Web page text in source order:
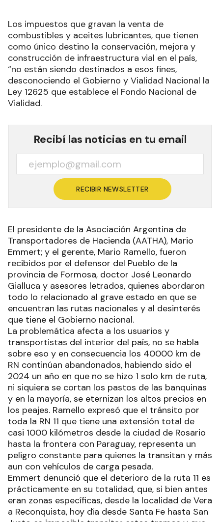
Los impuestos que gravan la venta de
combustibles y aceites lubricantes, que tienen
como único destino la conservación, mejora y
construcción de infraestructura vial en el país,
“no están siendo destinados a esos fines,
desconociendo el Gobierno y Vialidad Nacional la
Ley 12625 que establece el Fondo Nacional de
Vialidad.
Recibí las noticias en tu email
RECIBIR NEWSLETTER
El presidente de la Asociación Argentina de
Transportadores de Hacienda (AATHA), Mario
Emmert; y el gerente, Mario Ramello, fueron
recibidos por el defensor del Pueblo de la
provincia de Formosa, doctor José Leonardo
Gialluca y asesores letrados, quienes abordaron
todo lo relacionado al grave estado en que se
encuentran las rutas nacionales y al desinterés
que tiene el Gobierno nacional.
La problemática afecta a los usuarios y
transportistas del interior del país, no se habla
sobre eso y en consecuencia los 40000 km de
RN continúan abandonados, habiendo sido el
2024 un año en que no se hizo 1 solo km de ruta,
ni siquiera se cortan los pastos de las banquinas
y en la mayoría, se eternizan los altos precios en
los peajes. Ramello expresó que el tránsito por
toda la RN 11 que tiene una extensión total de
casi 1000 kilómetros desde la ciudad de Rosario
hasta la frontera con Paraguay, representa un
peligro constante para quienes la transitan y más
aun con vehículos de carga pesada.
Emmert denunció que el deterioro de la ruta 11 es
prácticamente en su totalidad, que, si bien antes
eran zonas específicas, desde la localidad de Vera
a Reconquista, hoy día desde Santa Fe hasta San